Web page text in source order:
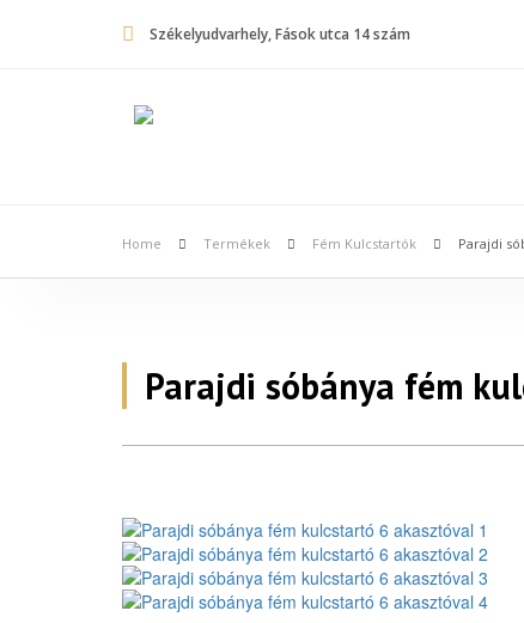
Székelyudvarhely, Fások utca 14 szám
Home Termékek Fém Kulcstartók Parajdi
Parajdi sóbánya fém